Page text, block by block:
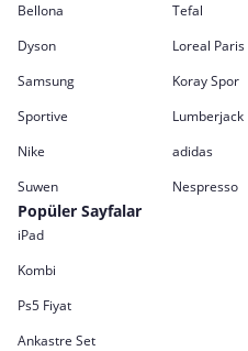
Bellona
Tefal
Dyson
Loreal Paris
Samsung
Koray Spor
Sportive
Lumberjack
Nike
adidas
Suwen
Nespresso
Popüler Sayfalar
iPad
Kombi
Ps5 Fiyat
Ankastre Set